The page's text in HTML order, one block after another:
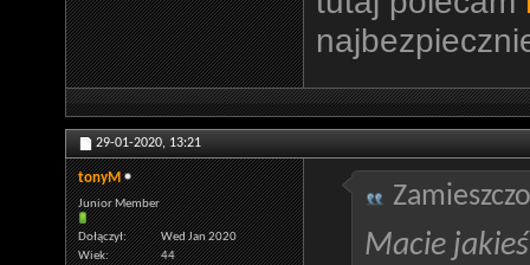
29-01-2020, 13:21
tonyM
Junior Member
Dołączył
Wed Jan 2020
Wiek
44
Macie